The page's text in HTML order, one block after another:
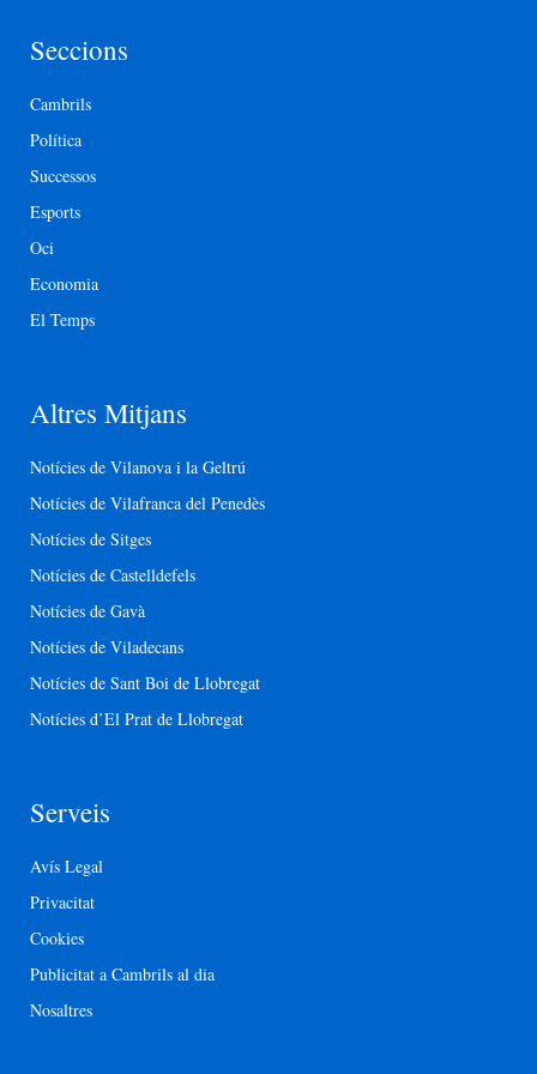
Seccions
Cambrils
Política
Successos
Esports
Oci
Economia
El Temps
Altres Mitjans
Notícies de Vilanova i la Geltrú
Notícies de Vilafranca del Penedès
Notícies de Sitges
Notícies de Castelldefels
Notícies de Gavà
Notícies de Viladecans
Notícies de Sant Boi de Llobregat
Notícies d’El Prat de Llobregat
Serveis
Avís Legal
Privacitat
Cookies
Publicitat a Cambrils al dia
Nosaltres